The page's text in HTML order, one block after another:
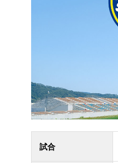
試合